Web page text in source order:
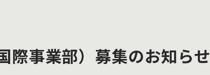
際事業部）募集のお知らせ